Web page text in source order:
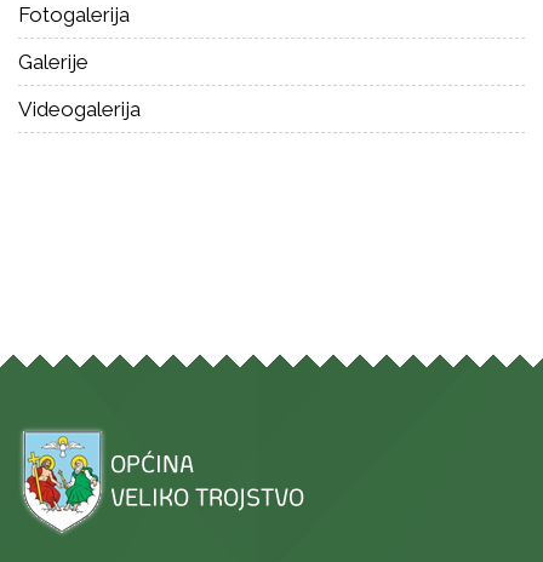
Fotogalerija
Galerije
Videogalerija